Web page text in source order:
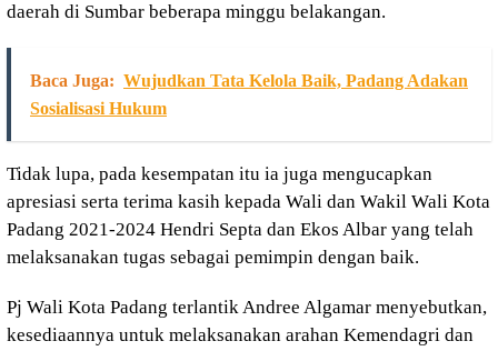
daerah di Sumbar beberapa minggu belakangan.
Baca Juga: Wujudkan Tata Kelola Baik, Padang Adakan
Sosialisasi Hukum
Tidak lupa, pada kesempatan itu ia juga mengucapkan
apresiasi serta terima kasih kepada Wali dan Wakil Wali Kota
Padang 2021-2024 Hendri Septa dan Ekos Albar yang telah
melaksanakan tugas sebagai pemimpin dengan baik.
Pj Wali Kota Padang terlantik Andree Algamar menyebutkan,
kesediaannya untuk melaksanakan arahan Kemendagri dan